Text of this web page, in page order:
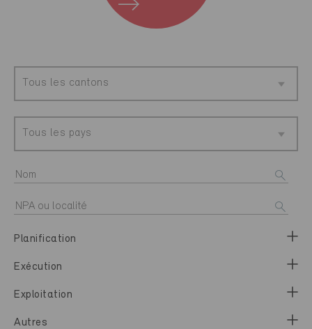
Tous les cantons
Tous les pays
Planification
Exécution
Exploitation
Autres